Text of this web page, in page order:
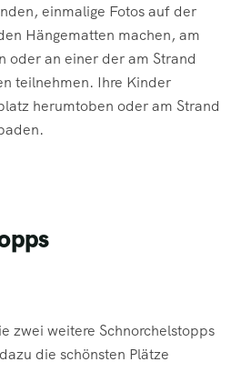
einmalige Fotos auf der
Hängematten machen, am
oder an einer der am Strand
teilnehmen. Ihre Kinder
herumtoben oder am Strand
zwei weitere Schnorchelstopps
die schönsten Plätze